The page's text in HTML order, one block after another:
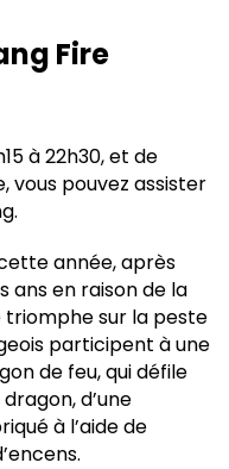
Fire
à 22h30, et de
vous pouvez assister
année, après
ans en raison de la
triomphe sur la peste
participent à une
de feu, qui défile
d’une
à l’aide de